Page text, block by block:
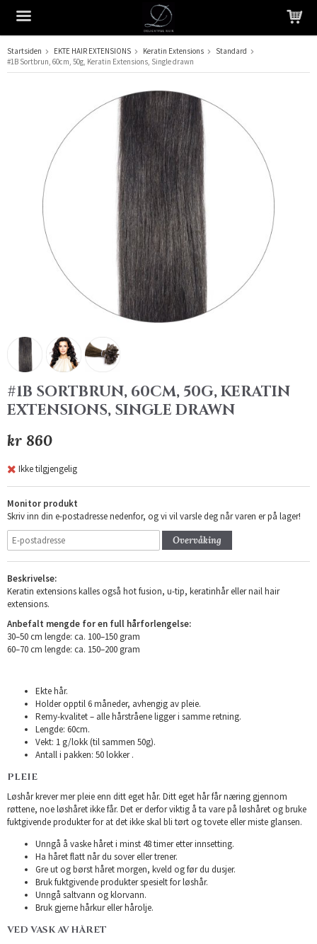
Produktet har blitt lagt til i handlekurven din
Startsiden EKTE HAIR EXTENSIONS Keratin Extensions
Standard
#1B Sortbrun, 60cm, 50g, Keratin Extensions, Single drawn
#1B SORTBRUN, 60CM, 50G, KERATIN
EXTENSIONS, SINGLE DRAWN
kr 860
Ikke tilgjengelig
Monitor produkt
Skriv inn din e-postadresse nedenfor, og vi vil varsle deg når varen er på lager!
Overvåking
Beskrivelse:
Keratin extensions kalles også hot fusion, u-tip, keratinhår eller nail hair
extensions.
Anbefalt mengde for en full hårforlengelse:
30–50 cm lengde: ca. 100–150 gram
60–70 cm lengde: ca. 150–200 gram
Ekte hår.
Holder opptil 6 måneder, avhengig av pleie.
Remy-kvalitet – alle hårstråene ligger i samme retning.
Lengde: 60cm.
Vekt: 1 g/lokk (til sammen 50g).
Antall i pakken: 50 lokker .
PLEIE
Løshår krever mer pleie enn ditt eget hår. Ditt eget hår får næring gjennom
røttene, noe løshåret ikke får. Det er derfor viktig å ta vare på løshåret og bruke
fuktgivende produkter for at det ikke skal bli tørt og tovete eller miste glansen.
Unngå å vaske håret i minst 48 timer etter innsetting.
Ha håret flatt når du sover eller trener.
Gre ut og børst håret morgen, kveld og før du dusjer.
Bruk fuktgivende produkter spesielt for løshår.
Unngå saltvann og klorvann.
Bruk gjerne hårkur eller hårolje.
VED VASK AV HÅRET